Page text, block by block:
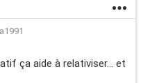
ça aide à relativiser... et